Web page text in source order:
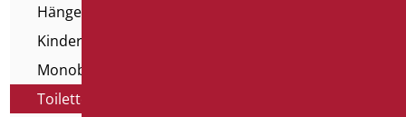
Hängende Toilette und Bidet
Kinder Toilette
Monoblock Toilette
Toilette für das goldene Alter